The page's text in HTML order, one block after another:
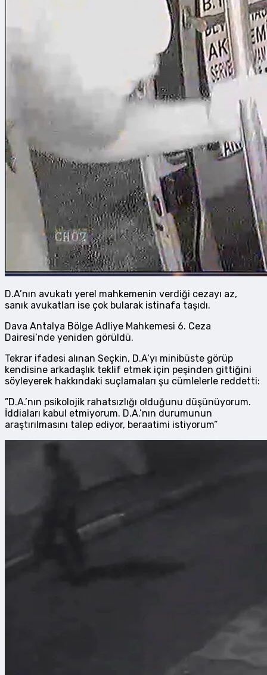
D.A’nın avukatı yerel mahkemenin verdiği cezayı az,
sanık avukatları ise çok bularak istinafa taşıdı.
Dava Antalya Bölge Adliye Mahkemesi 6. Ceza
Dairesi’nde yeniden görüldü.
Tekrar ifadesi alınan Seçkin, D.A’yı minibüste görüp
kendisine arkadaşlık teklif etmek için peşinden gittiğini
söyleyerek hakkındaki suçlamaları şu cümlelerle reddetti:
”D.A.’nın psikolojik rahatsızlığı olduğunu düşünüyorum.
İddiaları kabul etmiyorum. D.A.’nın durumunun
araştırılmasını talep ediyor, beraatimi istiyorum”